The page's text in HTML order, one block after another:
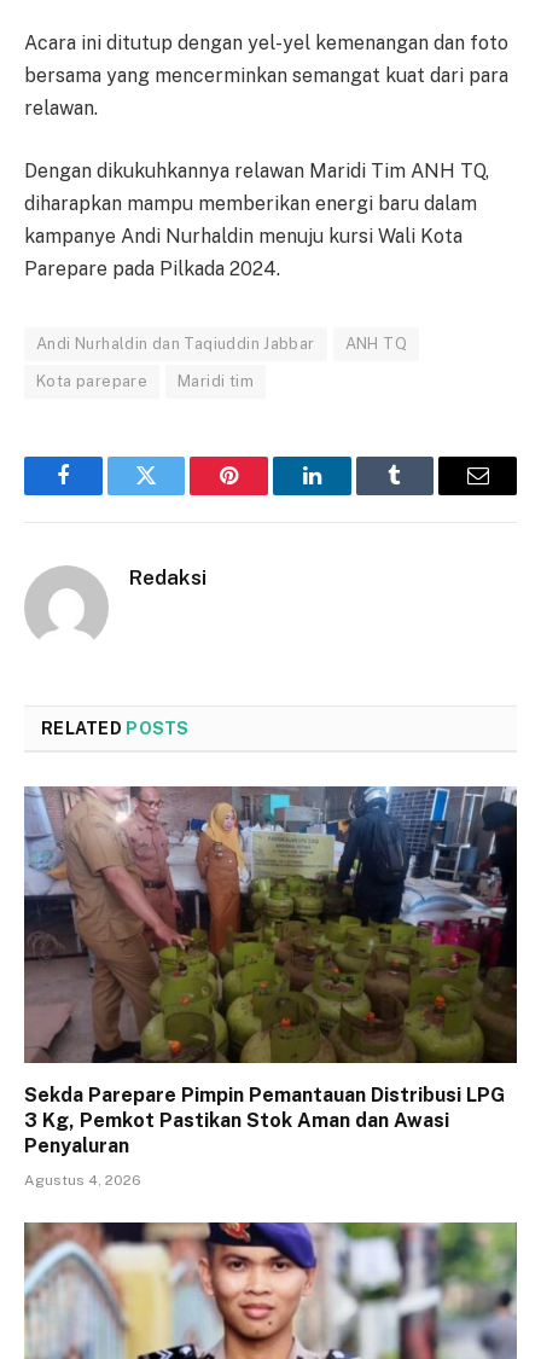
Acara ini ditutup dengan yel-yel kemenangan dan foto
bersama yang mencerminkan semangat kuat dari para
relawan.
Dengan dikukuhkannya relawan Maridi Tim ANH TQ,
diharapkan mampu memberikan energi baru dalam
kampanye Andi Nurhaldin menuju kursi Wali Kota
Parepare pada Pilkada 2024.
Andi Nurhaldin dan Taqiuddin Jabbar ANH TQ
Kota parepare Maridi tim
FacebookTwitter Pinterest LinkedInTumblr Email
Redaksi
RELATED POSTS
Sekda Parepare Pimpin Pemantauan Distribusi LPG
3 Kg, Pemkot Pastikan Stok Aman dan Awasi
Penyaluran
Agustus 4, 2026